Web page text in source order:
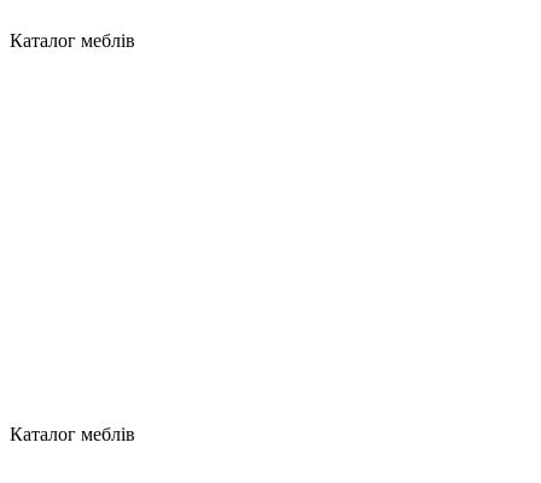
Каталог меблів
Каталог меблів